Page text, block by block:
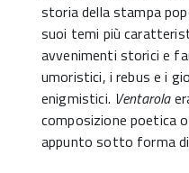
storia della stampa
suoi temi più
avvenimenti storici e
umoristici, i rebus e i
enigmistici. Ventarola
composizione poetica
appunto sotto forma